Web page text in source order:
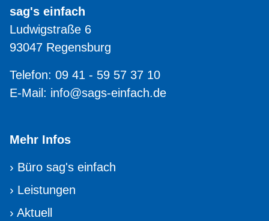
sag's einfach
Ludwigstraße 6
93047 Regensburg
Telefon: 09 41 - 59 57 37 10
E-Mail: info@sags-einfach.de
Mehr Infos
› Büro sag's einfach
› Leistungen
› Aktuell